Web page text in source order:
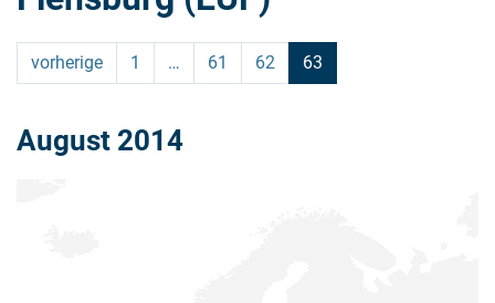
vorherige 1 … 61 62 63
August 2014